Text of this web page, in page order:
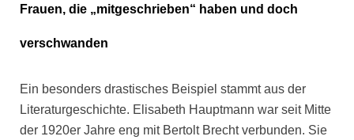
Frauen, die „mitgeschrieben“ haben und doch
verschwanden
Ein besonders drastisches Beispiel stammt aus der
Literaturgeschichte. Elisabeth Hauptmann war seit Mitte
der 1920er Jahre eng mit Bertolt Brecht verbunden. Sie